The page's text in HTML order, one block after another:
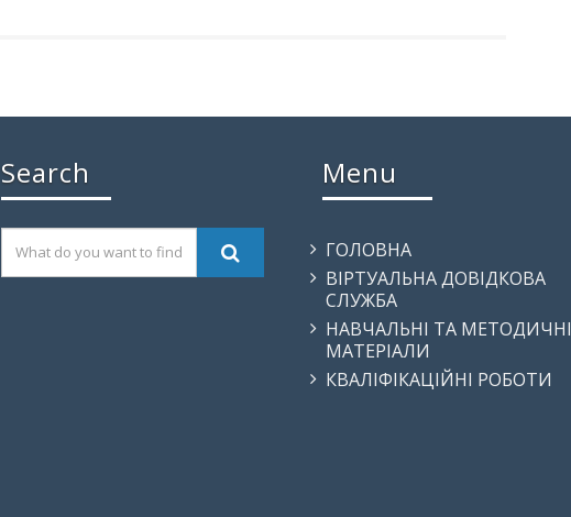
Search Menu
ГОЛОВНА
ВІРТУАЛЬНА ДОВІДКОВА
СЛУЖБА
НАВЧАЛЬНІ ТА МЕТОДИЧНІ
МАТЕРІАЛИ
КВАЛІФІКАЦІЙНІ РОБОТИ